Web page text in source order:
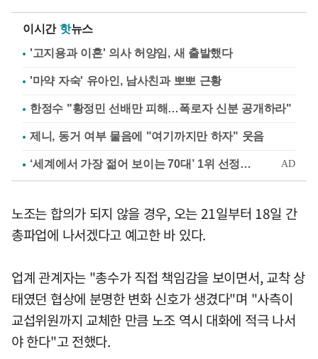
이시간 핫뉴스
'고지용과 이혼' 의사 허양임, 새 출발했다
'마약 자숙' 유아인, 남사친과 뽀뽀 근황
한정수 "황정민 선배만 피해…폭로자 신분 공개하라"
제니, 동거 여부 물음에 "여기까지만 하자" 웃음
노조는 합의가 되지 않을 경우, 오는 21일부터 18일 간
총파업에 나서겠다고 예고한 바 있다.
업계 관계자는 "총수가 직접 책임감을 보이면서, 교착 상
태였던 협상에 분명한 변화 신호가 생겼다"며 "사측이
교섭위원까지 교체한 만큼 노조 역시 대화에 적극 나서
야 한다"고 전했다.